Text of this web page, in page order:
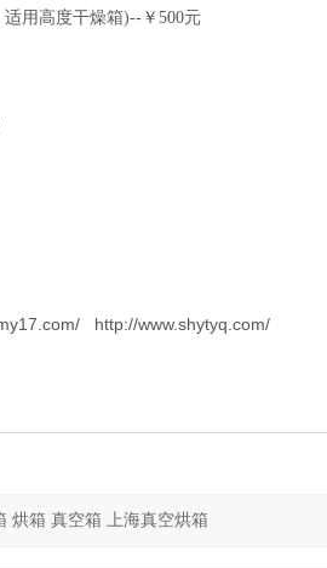
用高度干燥箱)-- ￥ 500元
http://www.shytyq.com/